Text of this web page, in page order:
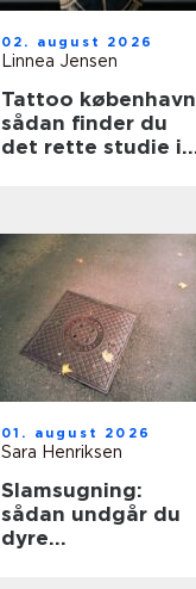
02. august 2026
Linnea Jensen
Tattoo københavn
sådan finder du
det rette studie i
01. august 2026
Sara Henriksen
Slamsugning:
sådan undgår du
dyre